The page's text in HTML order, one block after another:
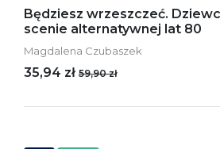
Będziesz wrzeszczeć.
scenie alternatywnej lat 80
Magdalena Czubaszek
35,94 zł 59,90 zł